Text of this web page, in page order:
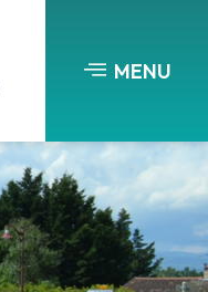
MENU